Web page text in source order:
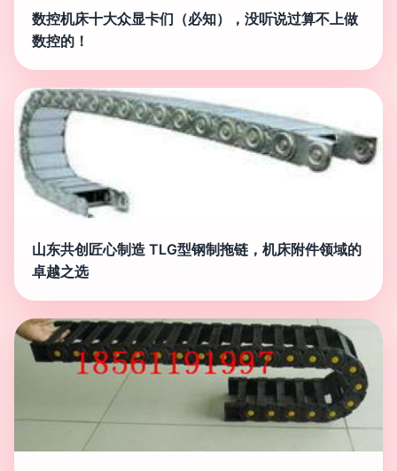
数控机床十大众显卡们（必知），没听说过算不上做
数控的！
山东共创匠心制造 TLG型钢制拖链，机床附件领域的
卓越之选